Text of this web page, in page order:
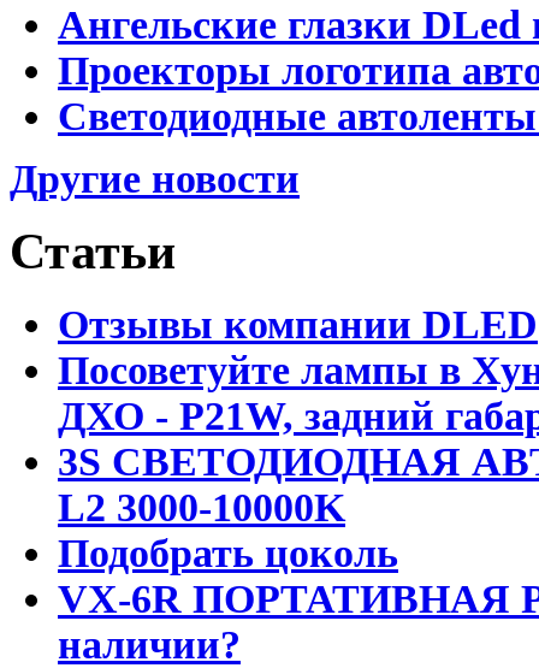
Ангельские глазки DLed
Проекторы логотипа
Светодиодные
Другие новости
Статьи
Отзывы компании DLED
Посоветуйте лампы в
ДХО - P21W, задний
3S СВЕТОДИОДНАЯ
L2 3000-10000K
Подобрать цоколь
VX-6R ПОРТАТИВНАЯ
наличии?